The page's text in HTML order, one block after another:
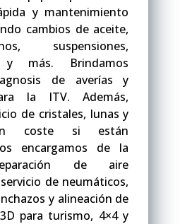
y mantenimiento
cambios de aceite,
suspensiones,
y más. Brindamos
de averías y
la ITV. Además,
de cristales, lunas y
coste si están
encargamos de la
de aire
de neumáticos,
y alineación de
para turismo, 4×4 y